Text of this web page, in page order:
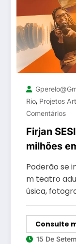
Rio, Projetos
Comentários
Firjan
milhões
culturais
Poderão se
m teatro
úsica,
Consulte
15 De